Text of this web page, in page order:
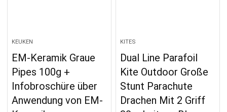
KEUKEN
EM-Keramik Graue
Pipes 100g +
Infobroschüre über
Anwendung von EM-
KITES
Dual Line Parafoil
Kite Outdoor Große
Stunt Parachute
Drachen Mit 2 Griff